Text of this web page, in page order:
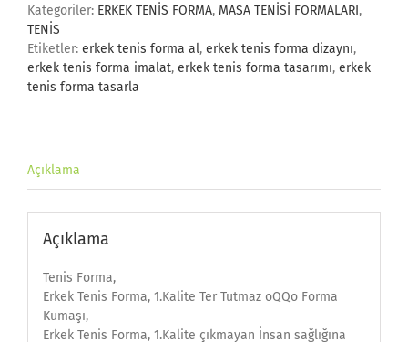
Kategoriler: ERKEK TENİS FORMA, MASA TENİSİ FORMALARI,
TENİS
Etiketler: erkek tenis forma al, erkek tenis forma dizaynı,
erkek tenis forma imalat, erkek tenis forma tasarımı, erkek
tenis forma tasarla
Açıklama
Açıklama
Tenis Forma,
Erkek Tenis Forma, 1.Kalite Ter Tutmaz oQQo Forma
Kumaşı,
Erkek Tenis Forma, 1.Kalite çıkmayan İnsan sağlığına